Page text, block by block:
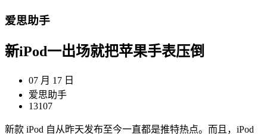
爱思助手
新iPod一出场就把苹果手表压倒
07 月 17 日
爱思助手
13107
新款 iPod 自从昨天发布至今一直都是推特热点。而且，iPod